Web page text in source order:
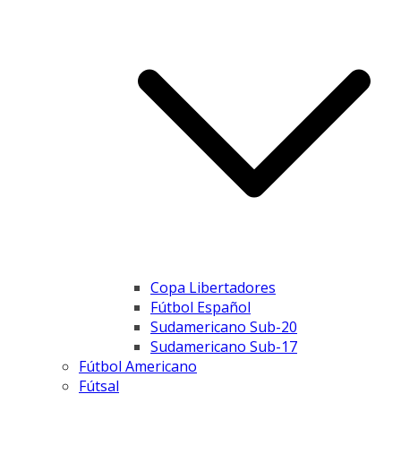
Copa Libertadores
Fútbol Español
Sudamericano Sub-20
Sudamericano Sub-17
Fútbol Americano
Fútsal